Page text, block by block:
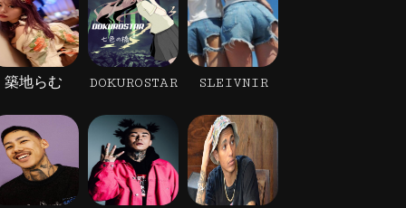
築地らむ DOKUROSTAR SLEIVNIR